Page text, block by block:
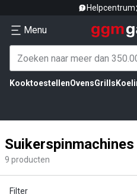
Helpcentrum
Menu
KooktoestellenOvensGrills
Suikerspinmachines
9 producten
Filter